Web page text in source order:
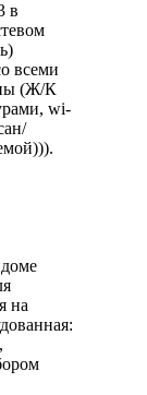
в
всеми
(Ж/К
wi-
на